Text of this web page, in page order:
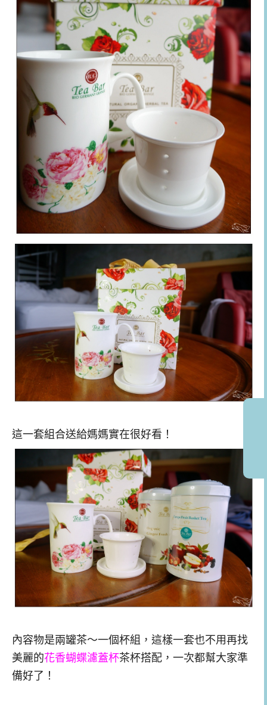
這一套組合送給媽媽實在很好看！
內容物是兩罐茶～一個杯組，這樣一套也不用再找
美麗的花香蝴蝶濾蓋杯茶杯搭配，一次都幫大家準
備好了！